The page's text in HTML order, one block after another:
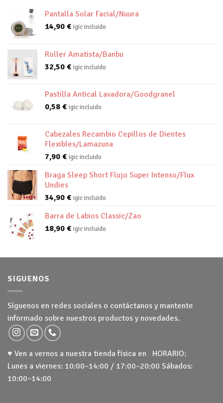
Pantalla Solar Facial/Nuura
14,90 € igic incluido
Roller Amatista/Banbu
32,50 € igic incluido
Pastilla Antical Lavadora/Goodgranel
0,58 € igic incluido
Cabezales Recambio Cepillos de Dientes
Flexibles/Lamazuna
7,90 € igic incluido
Braga Sleep Short Flujo Super Intenso/Flux
Undies
34,90 € igic incluido
Barra de Labios Classic/Zao
18,90 € igic incluido
SIGUENOS
Síguenos en redes sociales o contáctanos y mantente
informado sobre nuestros productos y novedades.
♥ Ven a vernos a nuestra tienda física en HORARIO:
Lunes a viernes: 10:00–14:00 / 17:00–20:00 Sábados:
10:00–14:00